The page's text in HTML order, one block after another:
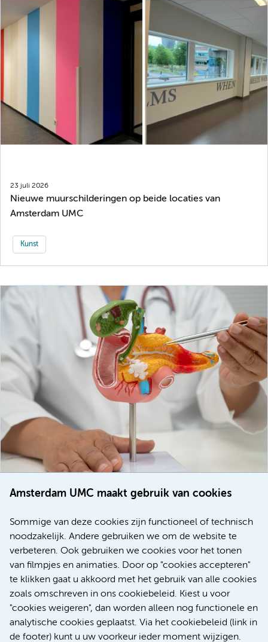
Amsterdam UMC maakt gebruik van cookies
Sommige van deze cookies zijn functioneel of technisch
noodzakelijk. Andere gebruiken we om de website te
verbeteren. Ook gebruiken we cookies voor het tonen
van filmpjes en animaties. Door op "cookies accepteren"
te klikken gaat u akkoord met het gebruik van alle cookies
zoals omschreven in ons cookiebeleid. Kiest u voor
"cookies weigeren", dan worden alleen nog functionele en
analytische cookies geplaatst. Via het cookiebeleid (link in
de footer) kunt u uw voorkeur ieder moment wijzigen.
23 juli 2026
Nieuwe muurschilderingen op beide locaties van
Amsterdam UMC
Kunst
voor patiënten met alvleesklierkanker verbeteren
Meer